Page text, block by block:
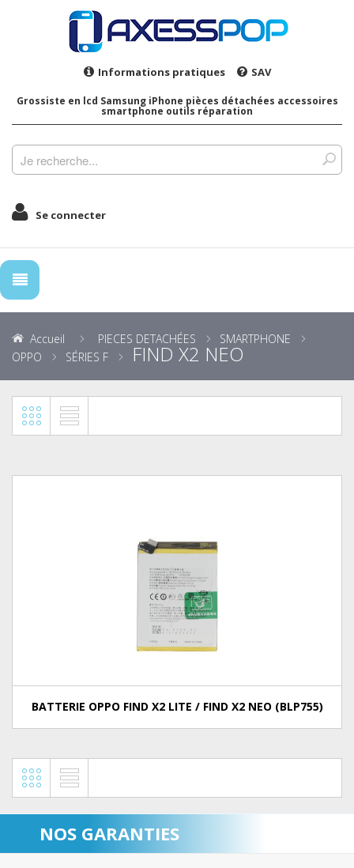
Informations pratiques SAV
Grossiste en lcd Samsung iPhone pièces détachées accessoires
smartphone outils réparation
Se connecter
Accueil PIECES DETACHÉES
SMARTPHONE
OPPO
SÉRIES F FIND X2 NEO
BATTERIE OPPO FIND X2 LITE / FIND X2 NEO (BLP755)
NOS GARANTIES